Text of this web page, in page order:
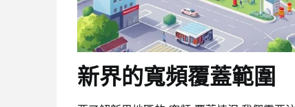
新界的寬頻覆蓋範圍